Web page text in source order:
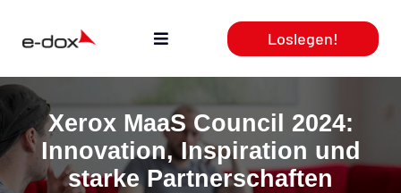
Inhalt
Toggle
Aktuelles
Leistungen
Loslegen!
Xerox MaaS Council 2024:
Innovation, Inspiration und
starke Partnerschaften